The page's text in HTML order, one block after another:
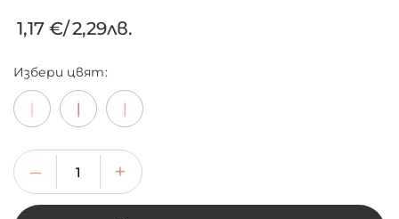
1,17 €/2,29лв.
Избери цвят